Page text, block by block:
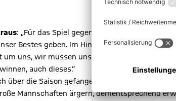
: „Für das Spiel gegen Essen gilt das
Bestes geben. Im Hinspiel in München
um uns, wir müssen unseren Job machen und
auch dieses.“
über die Saison gefangen, anfangs hatten sie
Mannschaften ärgern, dementsprechend